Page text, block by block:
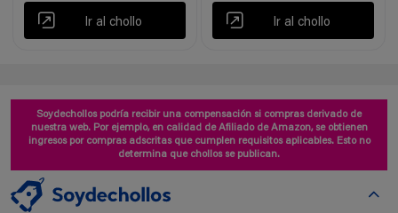
Ir al chollo Ir al chollo
Soydechollos podría recibir una compensación si compras derivado de
nuestra web. Por ejemplo, en calidad de Afiliado de Amazon, se obtienen
ingresos por compras adscritas que cumplen requisitos aplicables. Esto no
determina que chollos se publican.